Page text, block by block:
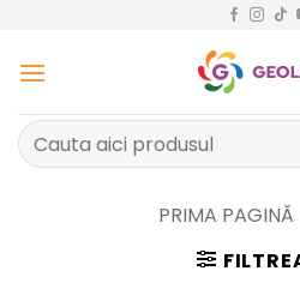
conținut
Caută
după:
PRIMA PAGINĂ